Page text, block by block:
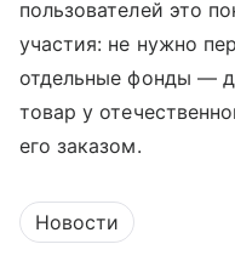
пользователей это
участия: не нужно
отдельные фонды —
товар у
его заказом.
Новости